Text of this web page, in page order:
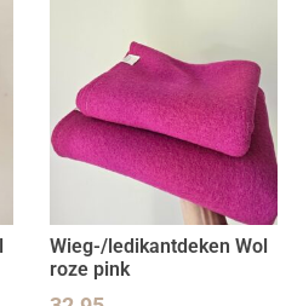
Wieg-/ledikantdeken Wol
roze pink